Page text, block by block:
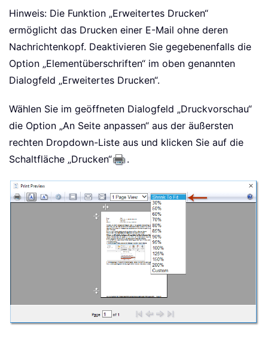
Hinweis: Die Funktion „Erweitertes Drucken“
ermöglicht das Drucken einer E-Mail ohne deren
Nachrichtenkopf. Deaktivieren Sie gegebenenfalls die
Option „Elementüberschriften“ im oben genannten
Dialogfeld „Erweitertes Drucken“.
Wählen Sie im geöffneten Dialogfeld „Druckvorschau“
die Option „An Seite anpassen“ aus der äußersten
rechten Dropdown-Liste aus und klicken Sie auf die
Schaltfläche „Drucken“
.